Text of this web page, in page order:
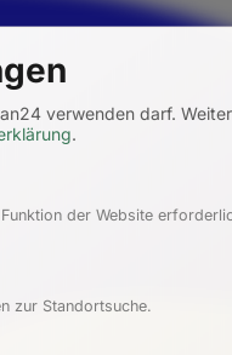
verwenden darf.
.
der Website
zur Standortsuche.